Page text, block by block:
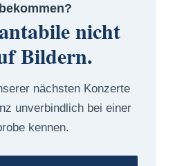
nicht
Bildern.
nächsten Konzerte
unverbindlich bei einer
kennen.